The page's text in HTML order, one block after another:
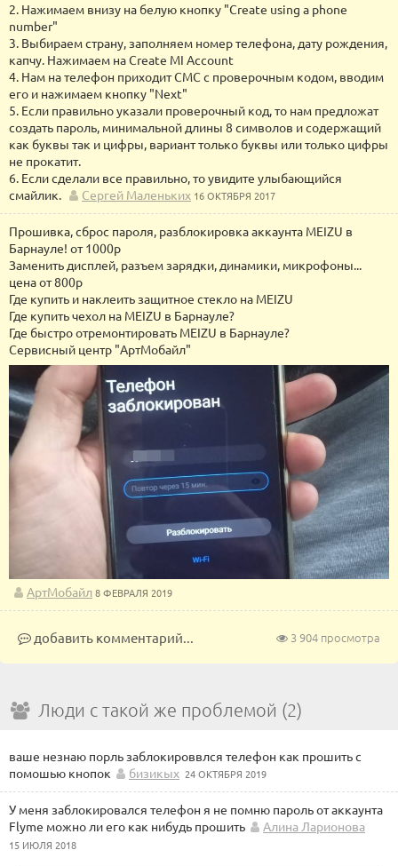
2. Нажимаем внизу на белую кнопку "Create using a phone
number"
3. Выбираем страну, заполняем номер телефона, дату рождения,
капчу. Нажимаем на Create MI Account
4. Нам на телефон приходит СМС с проверочным кодом, вводим
его и нажимаем кнопку "Next"
5. Если правильно указали проверочный код, то нам предложат
создать пароль, минимальной длины 8 символов и содержащий
как буквы так и цифры, вариант только буквы или только цифры
не прокатит.
6. Если сделали все правильно, то увидите улыбающийся
смайлик.
Сергей Маленьких 16 ОКТЯБРЯ 2017
Прошивка, сброс пароля, разблокировка аккаунта MEIZU в
Барнауле! от 1000р
Заменить дисплей, разъем зарядки, динамики, микрофоны...
цена от 800р
Где купить и наклеить защитное стекло на MEIZU
Где купить чехол на MEIZU в Барнауле?
Где быстро отремонтировать MEIZU в Барнауле?
Сервисный центр "АртМобайл"
АртМобайл 8 ФЕВРАЛЯ 2019
3 904 просмотра
добавить комментарий...
Люди с такой же проблемой (2)
ваше незнаю порль заблокироввлся телефон как прошить с
помошью кнопок
бизикых 24 ОКТЯБРЯ 2019
У меня заблокировался телефон я не помню пароль от аккаунта
Flyme можно ли его как нибудь прошить
Алина Ларионова
15 ИЮЛЯ 2018